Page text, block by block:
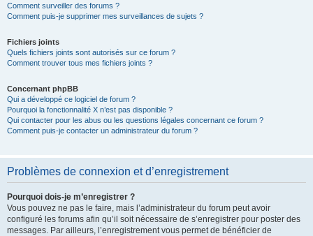
Comment surveiller des forums ?
Comment puis-je supprimer mes surveillances de sujets ?
Fichiers joints
Quels fichiers joints sont autorisés sur ce forum ?
Comment trouver tous mes fichiers joints ?
Concernant phpBB
Qui a développé ce logiciel de forum ?
Pourquoi la fonctionnalité X n’est pas disponible ?
Qui contacter pour les abus ou les questions légales concernant ce forum ?
Comment puis-je contacter un administrateur du forum ?
Problèmes de connexion et d’enregistrement
Pourquoi dois-je m’enregistrer ?
Vous pouvez ne pas le faire, mais l’administrateur du forum peut avoir
configuré les forums afin qu’il soit nécessaire de s’enregistrer pour poster des
messages. Par ailleurs, l’enregistrement vous permet de bénéficier de